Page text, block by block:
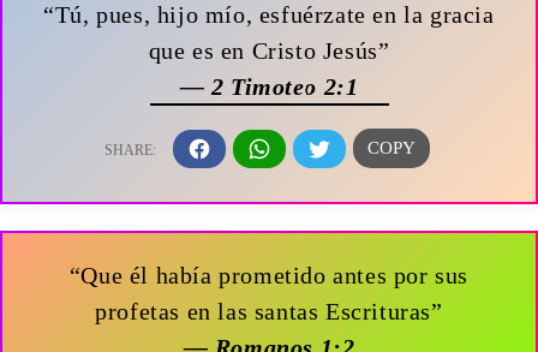
“Tú, pues, hijo mío, esfuérzate en la gracia
que es en Cristo Jesús”
— 2 Timoteo 2:1
“Que él había prometido antes por sus
profetas en las santas Escrituras”